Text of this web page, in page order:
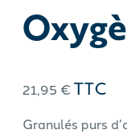
21,95 € TTC
Granulés purs